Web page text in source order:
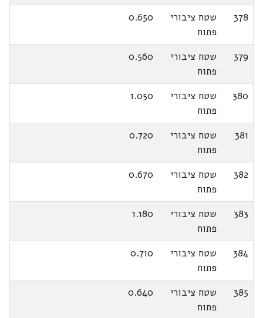
378
שטח ציבורי
פתוח
0.650
379
שטח ציבורי
פתוח
0.560
380
שטח ציבורי
פתוח
1.050
381
שטח ציבורי
פתוח
0.720
382
שטח ציבורי
פתוח
0.670
383
שטח ציבורי
פתוח
1.180
384
שטח ציבורי
פתוח
0.710
385
שטח ציבורי
פתוח
0.640